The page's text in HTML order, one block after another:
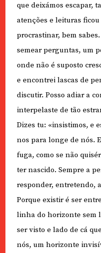
que deixámos escapar,
atenções e leituras
procrastinar, bem
semear perguntas, um
onde não é suposto
e encontrei lascas de
discutir. Posso adiar a
interpelaste de tão
Dizes tu: «insistimos, e
nos para longe de nós.
fuga, como se não
ter nascido. Sempre a
responder, entretendo,
Porque existir é ser
linha do horizonte sem
ser visto e lado de cá
nós, um horizonte